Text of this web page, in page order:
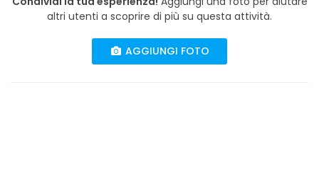
altri utenti a scoprire di più su questa attività.
AGGIUNGI FOTO